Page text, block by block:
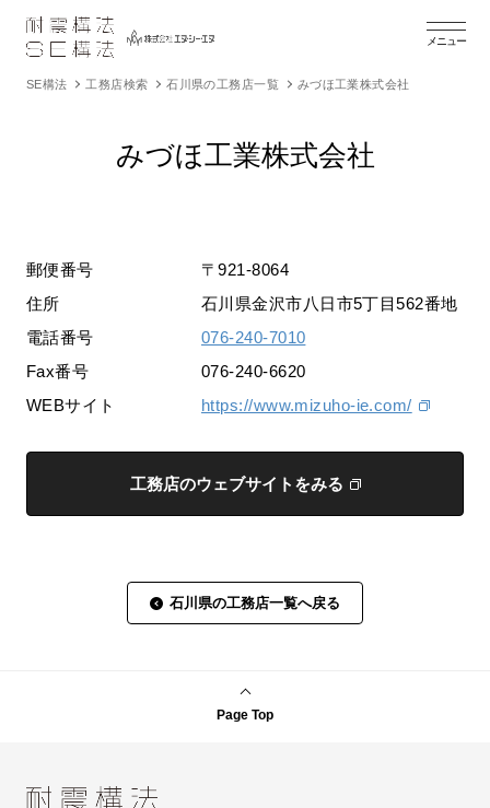
メニュー
SE構法 工務店検索 石川県の工務店一覧 みづほ工業株式会社
みづほ工業株式会社
郵便番号
〒921-8064
住所
石川県金沢市八日市5丁目562番地
電話番号
076-240-7010
Fax番号
076-240-6620
WEBサイト
https://www.mizuho-ie.com/
工務店のウェブサイトをみる
石川県の工務店一覧へ戻る
Page Top